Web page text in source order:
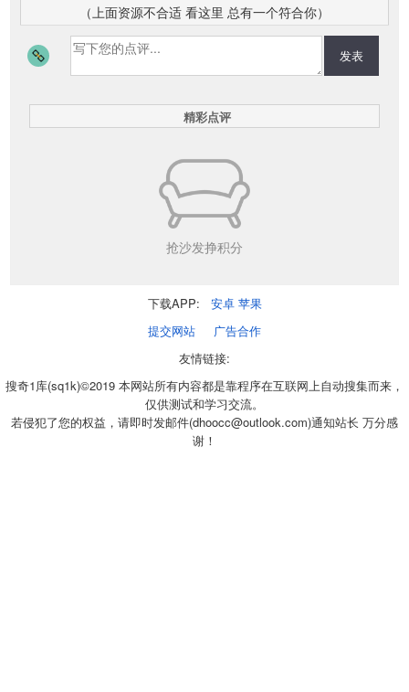
（上面资源不合适 看这里 总有一个符合你）
发表
精彩点评
抢沙发挣积分
下载APP: 安卓 苹果
提交网站
广告合作
友情链接:
搜奇1库(sq1k)©2019 本网站所有内容都是靠程序在互联网上自动搜集而来，
仅供测试和学习交流。
若侵犯了您的权益，请即时发邮件(dhoocc@outlook.com)通知站长 万分感
谢！